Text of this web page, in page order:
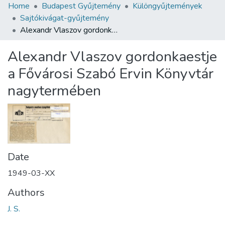
Communities & Collections
All of DSpace
About us
Home Budapest Gyűjtemény
Különgyűjtemények
Sajtókivágat-gyűjtemény
Alexandr Vlaszov gordonkaestje a Fővárosi Szabó Ervin Könyvtár nagytermében
Alexandr Vlaszov gordonkaestje
a Fővárosi Szabó Ervin Könyvtár
nagytermében
Date
1949-03-XX
Authors
J. S.